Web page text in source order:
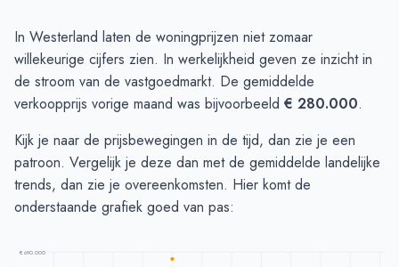
Verkoopprijs in euro's
In Westerland laten de woningprijzen niet zomaar
willekeurige cijfers zien. In werkelijkheid geven ze inzicht in
de stroom van de vastgoedmarkt. De gemiddelde
verkoopprijs vorige maand was bijvoorbeeld € 280.000.
Kijk je naar de prijsbewegingen in de tijd, dan zie je een
patroon. Vergelijk je deze dan met de gemiddelde landelijke
trends, dan zie je overeenkomsten. Hier komt de
onderstaande grafiek goed van pas:
€ 690.000